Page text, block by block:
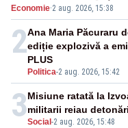
Economie·2 aug. 2026, 15:38
2
Politica-2 aug. 2026, 15:42
Ana Maria Păcuraru
ediție explozivă a
PLUS
3Social -2 aug. 2026, 15:48
Misiune ratată la
militarii reiau